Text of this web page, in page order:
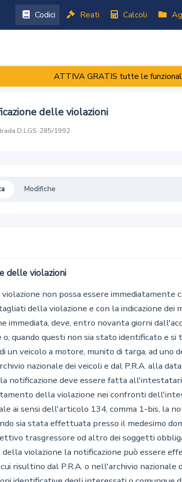
Codici Reati Calcoli
ATTIVA GRATIS tutte le
delle violazioni
D.LGS. 285/1992
Modifiche
delle violazioni
o comunque dalla data in cui la pubblica amministrazione è posta in grado di provvedere alla loro identificazione. Quando la violazione sia stata contestata immediatamente al trasgressore, il verbale deve essere notificato ad uno dei soggetti individuati ai sensi dell'articolo 196 entro cento giorni dall'accertamento della violazione. Per i residenti all'estero la notifica deve essere effettuata entro trecentosessanta giorni dall'accertamento.
1-bis. Fermo restando quanto indicato dal comma 1, nei seguenti casi la contestazione immediata non è necessaria e agli interessati sono notificati gli estremi della violazione nei termini di cui al comma 1:
a) impossibilità di raggiungere un veicolo lanciato ad eccessiva velocità;
b) attraversamento di un incrocio con il semaforo indicante la luce rossa;
c) sorpasso vietato;
d) accertamento della violazione in assenza del trasgressore e del proprietario del veicolo;
e) accertamento della violazione per mezzo di appositi apparecchi di rilevamento direttamente gestiti dagli organi di Polizia stradale e nella loro disponibilità che consentono la determinazione dell'illecito in tempo successivo poiché il veicolo oggetto del rilievo è a distanza dal posto di accertamento o comunque nell'impossibilità di essere fermato in tempo utile o nei modi regolamentari;
f) accertamento effettuato con i dispositivi di cui all'articolo 4 del decreto-legge 20 giugno 2002, n. 121, convertito, con modificazioni, dalla legge 1 agosto 2002, n. 168, e successive modificazioni;
g) rilevazione degli accessi di veicoli non autorizzati ai centri storici, alle zone a traffico limitato, alle aree pedonali, alle piazzole di carico e scarico di merci, o della circolazione sulle corsie e sulle strade riservate o con accesso o transito vietato, attraverso dispositivi omologati ai sensi di apposito regolamento emanato con decreto del Ministro delle infrastrutture e dei trasporti. Con il medesimo regolamento sono definite le condizioni per l'installazione e l'esercizio dei dispositivi di controllo, al fine di consentire la rilevazione delle violazioni dei divieti di circolazione, in ingresso, all'interno ed in uscita nelle corsie, strade, aree e zone di cui al periodo precedente, nonché il controllo della durata di permanenza all'interno delle medesime zone;
g-bis) accertamento delle violazioni di cui agli articoli 10, 40, comma 11, 61, 62, 72, 78, 79, 80, 141, 143, commi 11 e 12, 146, comma 3, 147, commi 2-bis e 3, 158, limitatamente al divieto di fermata e alla violazione della sosta riservata nei soli casi previsti dall'articolo 7, comma 1, lettera d), 167, 170, 171, 193, 213, 214, 216 e 217, per mezzo di dispositivi o apparecchiature di rilevamento approvate od omologate ai sensi di appositi regolamenti adottati con decreto del Ministro delle infrastrutture e dei trasporti, di concerto con il Ministro dell'interno. Con i medesimi regolamenti sono definite le condizioni per l'installazione e l'esercizio dei dispositivi di controllo nonché per l'accesso alle banche di dati necessarie per il loro funzionamento. Per l'accertamento delle violazioni, la documentazione fotografica prodotta costituisce atto di accertamento, ai sensi e per gli effetti dell'articolo 13 della legge 24 novembre 1981, n. 689, in ordine alla circostanza che al momento del rilevamento un determinato veicolo, munito di targa di immatricolazione, stava circolando sulla strada;
g-ter) accertamento, per mezzo di appositi dispositivi o apparecchiature di rilevamento, della violazione dell'obbligo dell'assicurazione per la responsabilità civile verso terzi, effettuato mediante il confronto dei dati rilevati riguardanti il luogo, il tempo e l'identificazione dei veicoli con quelli risultanti dall'elenco dei veicoli a motore che non risultano coperti dall'assicurazione per la responsabilità civile verso terzi, di cui all'articolo 31, comma 2, del decreto-legge 24 gennaio 2012, n. 1, convertito, con modificazioni, dalla legge 24 marzo 2012, n. 27.
1-ter. Nei casi diversi da quelli di cui al comma 1-bis nei quali non è avvenuta la contestazione immediata, il verbale notificato agli interessati deve contenere anche l'indicazione dei motivi che hanno reso impossibile la contestazione immediata. Nei casi previsti alle lettere b), f) e g) del comma 1-bis non è necessaria la presenza degli organi di polizia stradale qualora l'accertamento avvenga mediante rilievo con dispositivi o apparecchiature che sono stati omologati ovvero approvati per il funzionamento in modo completamente automatico. Tali strumenti devono essere gestiti direttamente dagli organi di polizia stradale di cui all'articolo 12, comma 1.
1-quater. In occasione della rilevazione delle